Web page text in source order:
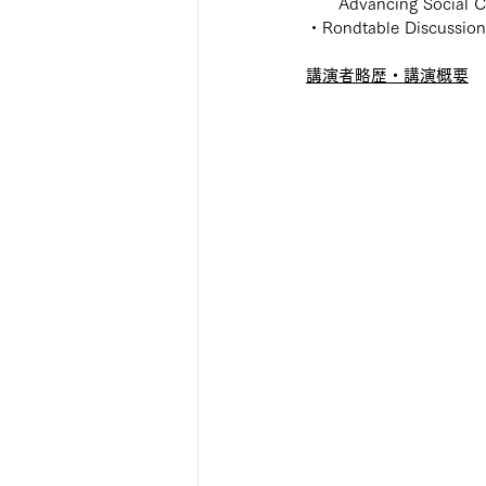
Advancing Social
・Rondtable Discussion
講演者略歴・講演概要